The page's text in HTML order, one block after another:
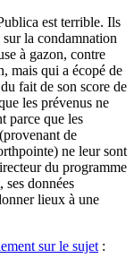
est terrible. Ils
la condamnation
à gazon, contre
mais qui a écopé de
fait de son score de
les prévenus ne
parce que les
de
ne leur sont
du programme
ses données
lieux à une
sur le sujet :